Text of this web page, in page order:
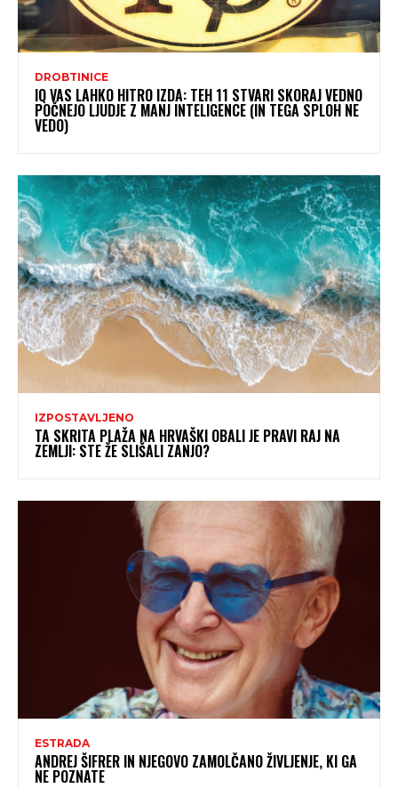
DROBTINICE
IQ VAS LAHKO HITRO IZDA: TEH 11 STVARI SKORAJ VEDNO
POČNEJO LJUDJE Z MANJ INTELIGENCE (IN TEGA SPLOH NE
VEDO)
IZPOSTAVLJENO
TA SKRITA PLAŽA NA HRVAŠKI OBALI JE PRAVI RAJ NA
ZEMLJI: STE ŽE SLIŠALI ZANJO?
ESTRADA
ANDREJ ŠIFRER IN NJEGOVO ZAMOLČANO ŽIVLJENJE, KI GA
NE POZNATE